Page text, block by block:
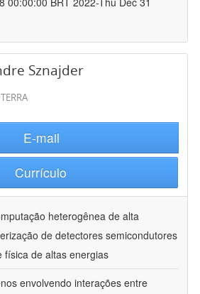
Sznajder
E-mail
Currículo
heterogênea de alta
de detectores semicondutores
física de altas energias
envolvendo interações entre